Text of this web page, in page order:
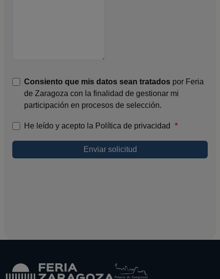
Consiento que mis datos sean tratados por Feria
de Zaragoza con la finalidad de gestionar mi
participación en procesos de selección.
He leído y acepto la Política de privacidad